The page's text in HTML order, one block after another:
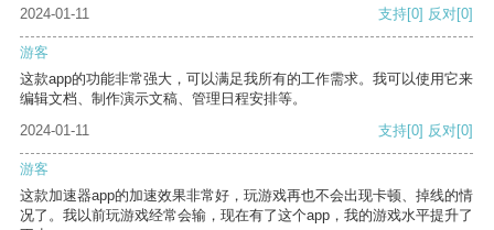
2024-01-11 支持[0] 反对[0]
游客
这款app的功能非常强大，可以满足我所有的工作需求。我可以使用它来
编辑文档、制作演示文稿、管理日程安排等。
2024-01-11
支持[0] 反对[0]
游客
这款加速器app的加速效果非常好，玩游戏再也不会出现卡顿、掉线的情
况了。我以前玩游戏经常会输，现在有了这个app，我的游戏水平提升了